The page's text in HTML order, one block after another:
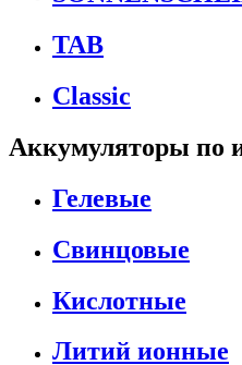
TAB
Classic
Аккумуляторы по
Гелевые
Свинцовые
Кислотные
Литий ионные